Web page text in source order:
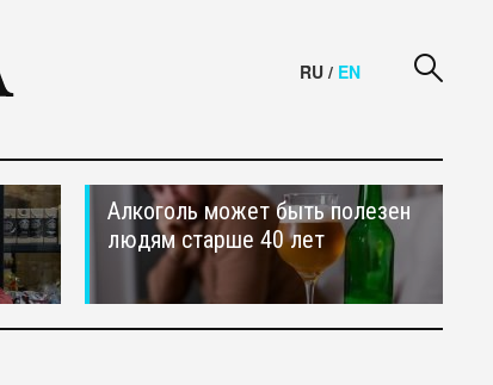
RU / EN
Алкоголь может быть полезен
людям старше 40 лет